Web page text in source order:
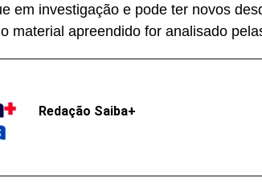
em investigação e pode ter novos
material apreendido for analisado
Redação Saiba+